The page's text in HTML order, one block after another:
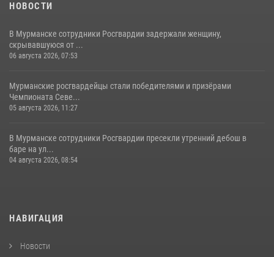
НОВОСТИ
В Мурманске сотрудники Росгвардии задержали женщину,
скрывавшуюся от ...
06 августа 2026, 07:53
Мурманские росгвардейцы стали победителями и призёрами
Чемпионата Севе...
05 августа 2026, 11:27
В Мурманске сотрудники Росгвардии пресекли утренний дебош в
баре на ул...
04 августа 2026, 08:54
НАВИГАЦИЯ
Новости